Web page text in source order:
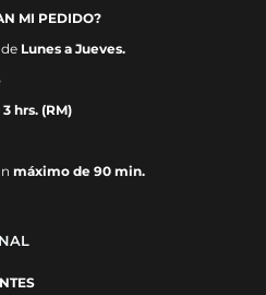
MI PEDIDO?
Lunes a Jueves.
hrs. (RM)
máximo de 90 min.